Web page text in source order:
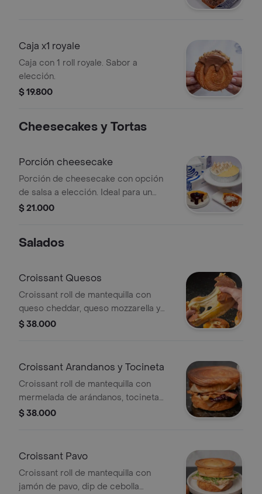
Caja x1 royale
Caja con 1 roll royale. Sabor a
elección.
$ 19.800
Cheesecakes y Tortas
Porción cheesecake
Porción de cheesecake con opción
de salsa a elección. Ideal para un
postre individual.
$ 21.000
Salados
Croissant Quesos
Croissant roll de mantequilla con
queso cheddar, queso mozzarella y
queso pepper jack (ligeramente
$ 38.000
Croissant Arandanos y Tocineta
Croissant roll de mantequilla con
mermelada de arándanos, tocineta
ahumada y queso pepper jack
$ 38.000
Croissant Pavo
Croissant roll de mantequilla con
jamón de pavo, dip de cebolla